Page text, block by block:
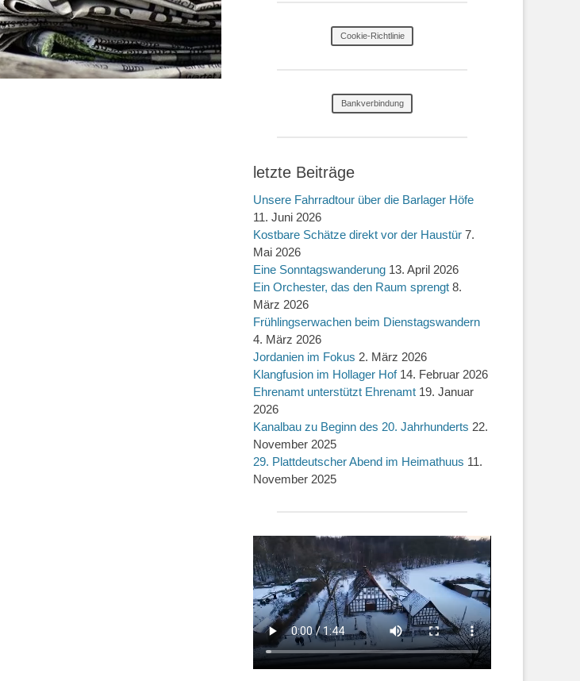
Cookie-Richtlinie
Bankverbindung
letzte Beiträge
Unsere Fahrradtour über die Barlager Höfe
11. Juni 2026
Kostbare Schätze direkt vor der Haustür 7.
Mai 2026
Eine Sonntagswanderung 13. April 2026
Ein Orchester, das den Raum sprengt 8.
März 2026
Frühlingserwachen beim Dienstagswandern
4. März 2026
Jordanien im Fokus 2. März 2026
Klangfusion im Hollager Hof 14. Februar 2026
Ehrenamt unterstützt Ehrenamt 19. Januar
2026
Kanalbau zu Beginn des 20. Jahrhunderts 22.
November 2025
29. Plattdeutscher Abend im Heimathuus 11.
November 2025